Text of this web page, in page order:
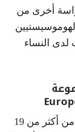
أخرى من
النساء
وهي مجموعة من الأطباء والباحثين من أكثر من 19